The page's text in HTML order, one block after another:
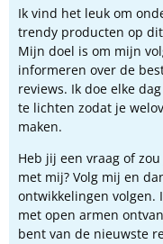
Ik vind het leuk om
trendy producten op
Mijn doel is om mijn
informeren over de
reviews. Ik doe elke
te lichten zodat je
maken.
Heb jij een vraag of
met mij? Volg mij en
ontwikkelingen volgen.
met open armen
bent van de nieuwste